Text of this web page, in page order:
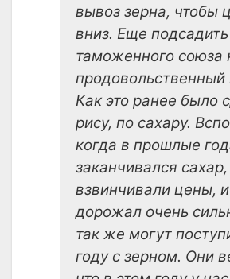
вывоз зерна, чтобы
вниз. Еще
таможенного союза
Как это ранее было
рису, по сахару.
когда в прошлые
заканчивался
взвинчивали цены,
дорожал очень
так же могут
году с зерном. Они